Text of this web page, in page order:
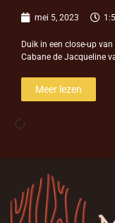
mei 5, 2023
Duik in een close-up
Cabane de Jacqueline
Meer lezen